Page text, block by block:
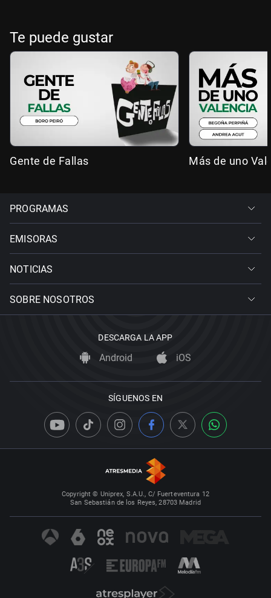
Te puede gustar
Gente de Fallas Más de uno
PROGRAMAS
EMISORAS
NOTICIAS
SOBRE NOSOTROS
DESCARGA LA APP
Android iOS
SÍGUENOS EN
Copyright © Uniprex, S.A.U., C/ Fuerteventura 12
San Sebastián de los Reyes, 28703 Madrid